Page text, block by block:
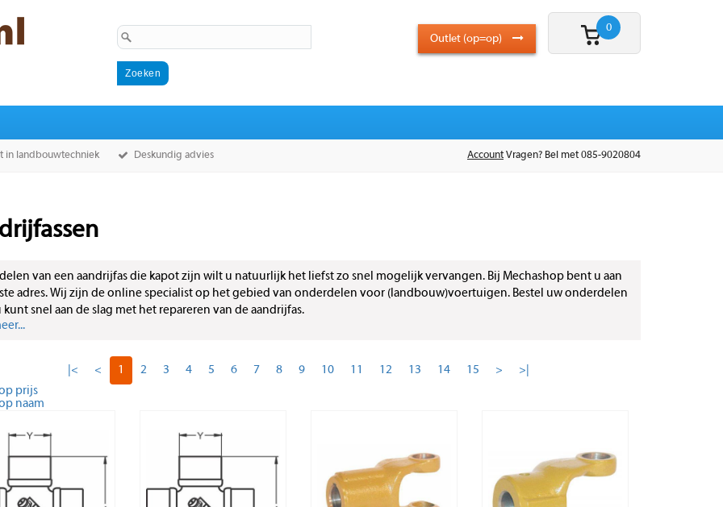
0
Outlet (op=op)
in landbouwtechniek Deskundig advies Account Vragen? Bel met 085-9020804
van een aandrijfas die kapot zijn wilt u natuurlijk het liefst zo snel mogelijk vervangen. Bij Mechashop bent u aan
adres. Wij zijn de online specialist op het gebied van onderdelen voor (landbouw)voertuigen. Bestel uw onderdelen
kunt snel aan de slag met het repareren van de aandrijfas.
|< < 1 2 3 4 5 6 7 8 9 10 11 12 13 14 15 >
>|
prijs
naam